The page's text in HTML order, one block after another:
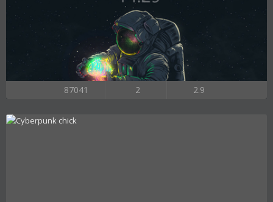
87041 2 2.9